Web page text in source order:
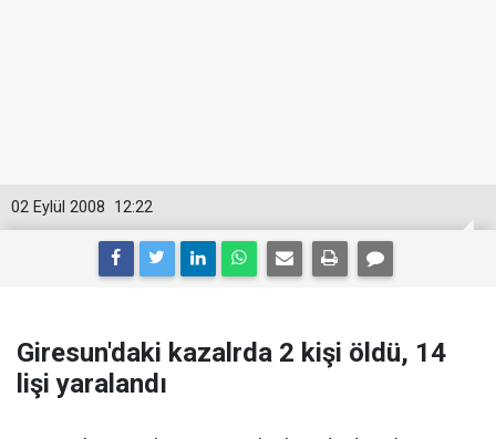
12:22
02 Eylül 2008
Giresun'daki kazalrda 2 kişi öldü, 14
lişi yaralandı